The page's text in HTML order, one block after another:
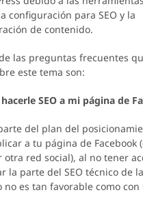
configuración para SEO y la
de contenido.
las preguntas frecuentes
este tema son:
SEO a mi página de
del plan del
a tu página de Facebook
red social), al no tener
la parte del SEO técnico de
no es tan favorable como